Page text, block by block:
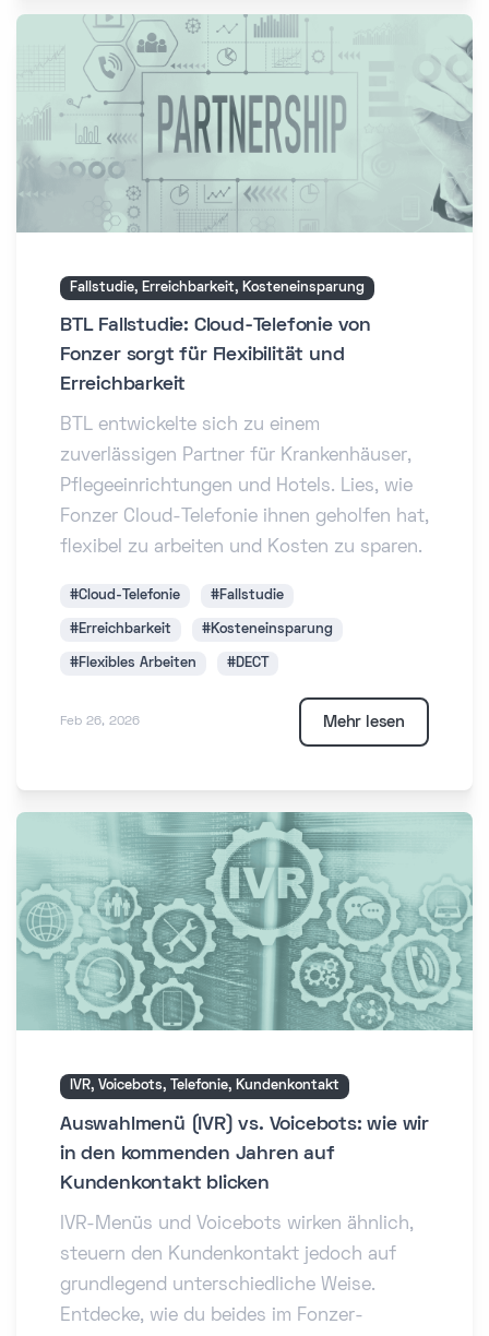
Fallstudie, Erreichbarkeit, Kosteneinsparung
BTL Fallstudie: Cloud-Telefonie von
Fonzer sorgt für Flexibilität und
Erreichbarkeit
BTL entwickelte sich zu einem
zuverlässigen Partner für Krankenhäuser,
Pflegeeinrichtungen und Hotels. Lies, wie
Fonzer Cloud-Telefonie ihnen geholfen hat,
flexibel zu arbeiten und Kosten zu sparen.
#Cloud-Telefonie #Fallstudie
#Erreichbarkeit #Kosteneinsparung
#Flexibles Arbeiten #DECT
Feb 26, 2026 Mehr lesen
IVR, Voicebots, Telefonie, Kundenkontakt
Auswahlmenü (IVR) vs. Voicebots: wie wir
in den kommenden Jahren auf
Kundenkontakt blicken
IVR-Menüs und Voicebots wirken ähnlich,
steuern den Kundenkontakt jedoch auf
grundlegend unterschiedliche Weise.
Entdecke, wie du beides im Fonzer-